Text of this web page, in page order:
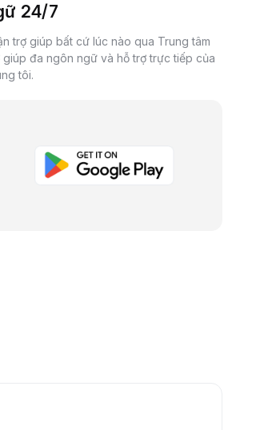
24/7
trợ giúp bất cứ lúc nào qua Trung tâm
giúp đa ngôn ngữ và hỗ trợ trực tiếp của
tôi.